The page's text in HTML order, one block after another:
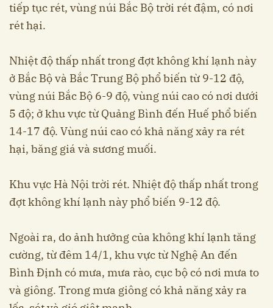
tiếp tục rét, vùng núi Bắc Bộ trời rét đậm, có nơi
rét hại.
Nhiệt độ thấp nhất trong đợt không khí lạnh này
ở Bắc Bộ và Bắc Trung Bộ phổ biến từ 9-12 độ,
vùng núi Bắc Bộ 6-9 độ, vùng núi cao có nơi dưới
5 độ; ở khu vực từ Quảng Bình đến Huế phổ biến
14-17 độ. Vùng núi cao có khả năng xảy ra rét
hại, băng giá và sương muối.
Khu vực Hà Nội trời rét. Nhiệt độ thấp nhất trong
đợt không khí lạnh này phổ biến 9-12 độ.
Ngoài ra, do ảnh hưởng của không khí lạnh tăng
cường, từ đêm 14/1, khu vực từ Nghệ An đến
Bình Định có mưa, mưa rào, cục bộ có nơi mưa to
và giông. Trong mưa giông có khả năng xảy ra